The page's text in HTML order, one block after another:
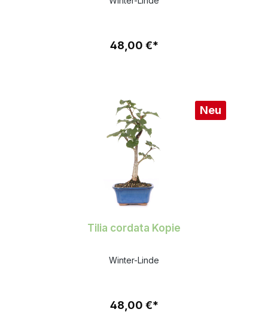
48,00 €*
Neu
Tilia cordata Kopie
Winter-Linde
48,00 €*